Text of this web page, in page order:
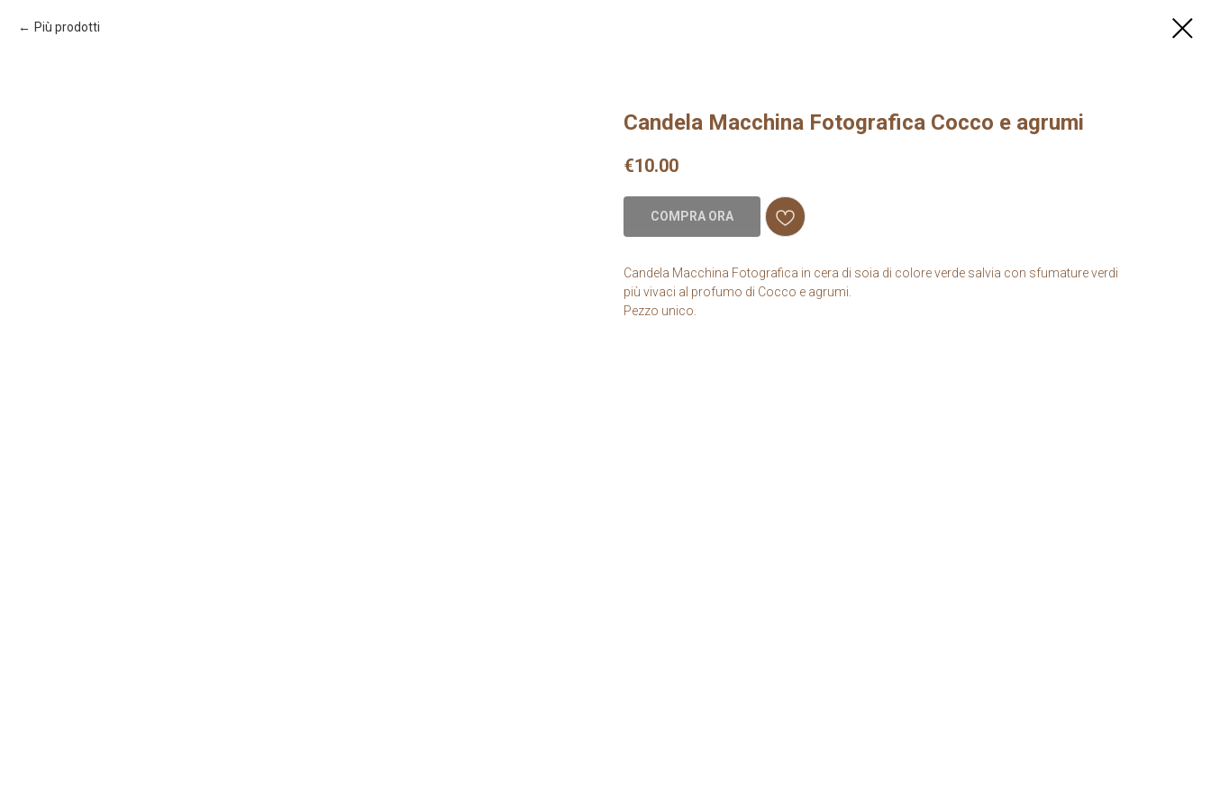
Più prodotti
Candela Macchina Fotografica Cocco e agrumi
€10.00
COMPRA ORA
Candela Macchina Fotografica in cera di soia di colore verde salvia con sfumature verdi
più vivaci al profumo di Cocco e agrumi.
Pezzo unico.